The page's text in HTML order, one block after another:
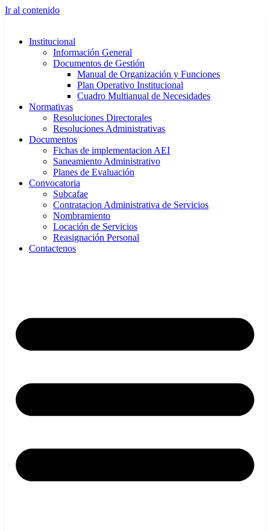
Ir al contenido
Institucional
Información General
Documentos de Gestión
Manual de Organización y Funciones
Plan Operativo Institucional
Cuadro Multianual de Necesidades
Normativas
Resoluciones Directorales
Resoluciones Administrativas
Documentos
Fichas de implementacion AEI
Saneamiento Administrativo
Planes de Evaluación
Convocatoria
Subcafae
Contratacion Administrativa de Servicios
Nombramiento
Locación de Servicios
Reasignación Personal
Contactenos